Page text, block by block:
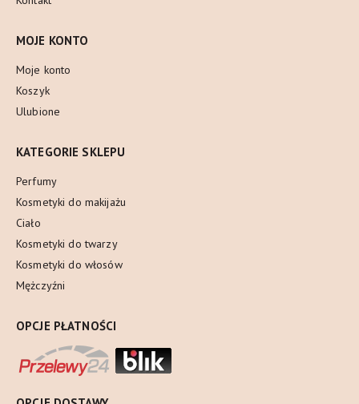
MOJE KONTO
Moje konto
Koszyk
Ulubione
KATEGORIE SKLEPU
Perfumy
Kosmetyki do makijażu
Ciało
Kosmetyki do twarzy
Kosmetyki do włosów
Mężczyźni
OPCJE PŁATNOŚCI